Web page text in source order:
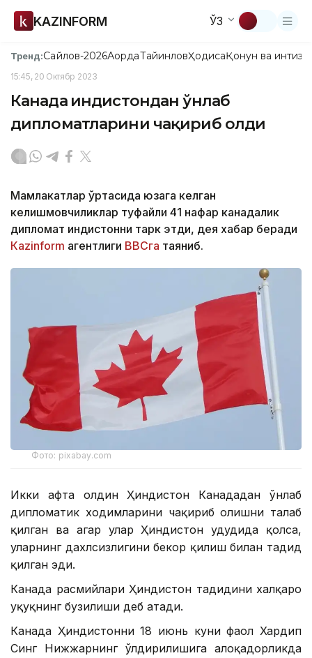
KAZINFORM ЎЗ
Тренд:Сайлов-2026АқордаТайинловҲодисаҚонун ва
15:45, 20 Октябр 2023
Канада Ҳиндистондан ўнлаб
дипломатларини чақириб олди
Мамлакатлар ўртасида юзага келган
келишмовчиликлар туфайли 41 нафар канадалик
дипломат Ҳиндистонни тарк этди, дея хабар беради
Кazinform агентлиги BBCга таяниб.
Фото: pixabay.com
Икки ҳафта олдин Ҳиндистон Канададан ўнлаб
дипломатик ходимларини чақириб олишни талаб
қилган ва агар улар Ҳиндистон ҳудудида қолса,
уларнинг дахлсизлигини бекор қилиш билан таҳдид
қилган эди.
Канада расмийлари Ҳиндистон таҳдидини халқаро
ҳуқуқнинг бузилиши деб атади.
Канада Ҳиндистонни 18 июнь куни фаол Хардип
Сингҳ Нижжарнинг ўлдирилишига алоқадорликда